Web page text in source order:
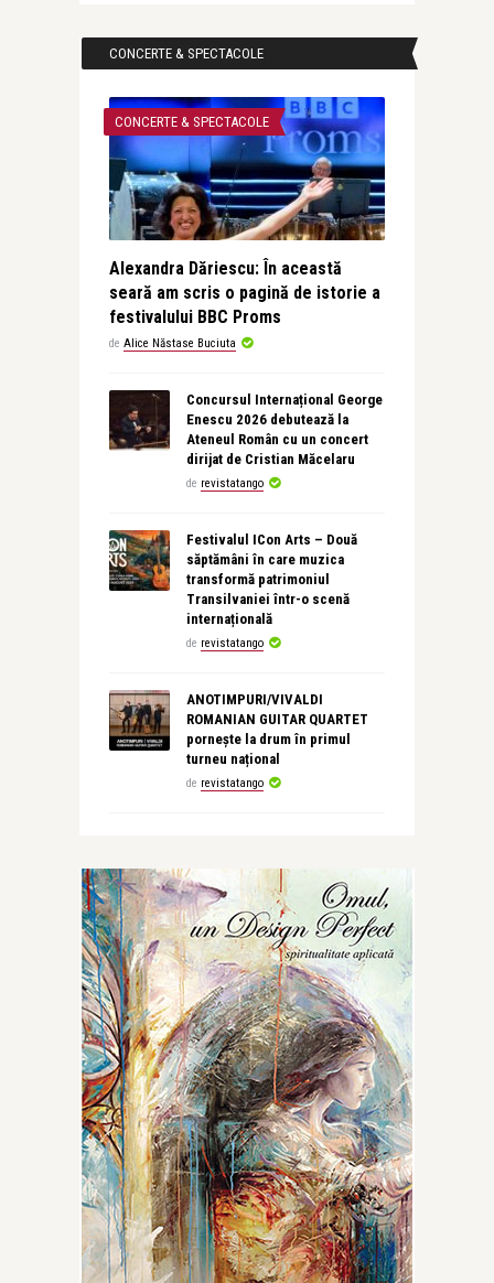
CONCERTE & SPECTACOLE
CONCERTE & SPECTACOLE
Alexandra Dăriescu: În această
seară am scris o pagină de istorie a
festivalului BBC Proms
de Alice Năstase Buciuta
Concursul Internațional George
Enescu 2026 debutează la
Ateneul Român cu un concert
dirijat de Cristian Măcelaru
de revistatango
Festivalul ICon Arts – Două
săptămâni în care muzica
transformă patrimoniul
Transilvaniei într-o scenă
internațională
de revistatango
ANOTIMPURI/VIVALDI
ROMANIAN GUITAR QUARTET
pornește la drum în primul
turneu național
de revistatango